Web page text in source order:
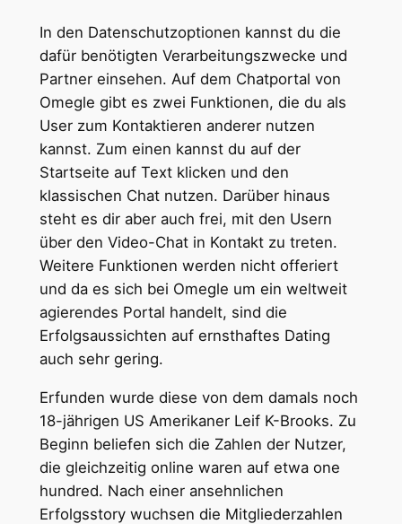
In den Datenschutzoptionen kannst du die
dafür benötigten Verarbeitungszwecke und
Partner einsehen. Auf dem Chatportal von
Omegle gibt es zwei Funktionen, die du als
User zum Kontaktieren anderer nutzen
kannst. Zum einen kannst du auf der
Startseite auf Text klicken und den
klassischen Chat nutzen. Darüber hinaus
steht es dir aber auch frei, mit den Usern
über den Video-Chat in Kontakt zu treten.
Weitere Funktionen werden nicht offeriert
und da es sich bei Omegle um ein weltweit
agierendes Portal handelt, sind die
Erfolgsaussichten auf ernsthaftes Dating
auch sehr gering.
Erfunden wurde diese von dem damals noch
18-jährigen US Amerikaner Leif K-Brooks. Zu
Beginn beliefen sich die Zahlen der Nutzer,
die gleichzeitig online waren auf etwa one
hundred. Nach einer ansehnlichen
Erfolgsstory wuchsen die Mitgliederzahlen